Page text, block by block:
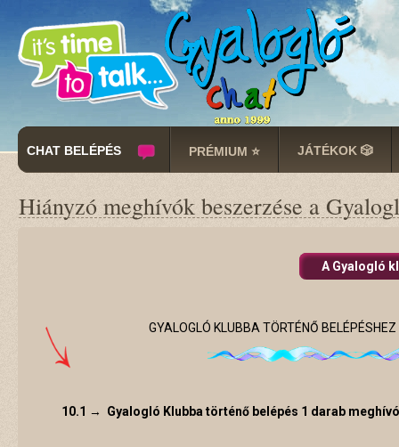
CHAT BELÉPÉS PRÉMIUM ⭐ JÁTÉKOK 🎲
Hiányzó meghívók beszerzése a
A Gyalogló
GYALOGLÓ KLUBBA TÖRTÉNŐ
10.1 → Gyalogló Klubba történő belépés 1 darab